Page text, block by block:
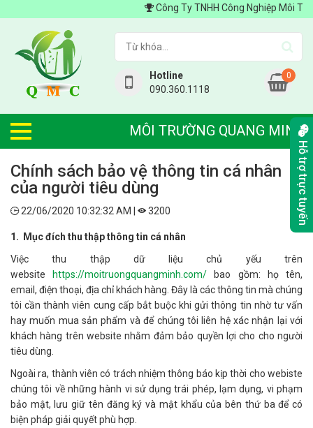
Công Ty TNHH Công Nghiệp Môi
Hotline
090.360.1118
0
MÔI TRƯỜNG QUANG MINH
Chính sách bảo vệ thông tin cá nhân
của người tiêu dùng
22/06/2020 10:32:32 AM | 3200
1. Mục đích thu thập thông tin cá nhân
Việc thu thập dữ liệu chủ yếu trên
website
https://moitruongquangminh.com/ bao gồm: họ tên,
email, điện thoại, địa chỉ khách hàng. Đây là các thông tin mà chúng
tôi cần thành viên cung cấp bắt buộc khi gửi thông tin nhờ tư vấn
hay muốn mua sản phẩm và để chúng tôi liên hệ xác nhận lại với
khách hàng trên website nhằm đảm bảo quyền lợi cho cho người
tiêu dùng.
Ngoài ra, thành viên có trách nhiệm thông báo kịp thời cho webiste
chúng tôi về những hành vi sử dụng trái phép, lạm dụng, vi phạm
bảo mật, lưu giữ tên đăng ký và mật khẩu của bên thứ ba để có
biện pháp giải quyết phù hợp.
Hỗ trợ trực tuyến